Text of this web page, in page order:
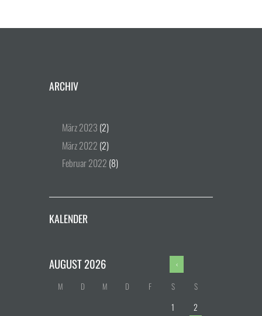
ARCHIV
März2023 (2)
März2022 (2)
Februar2022 (8)
KALENDER
AUGUST2026
M D M D F S S
1
2